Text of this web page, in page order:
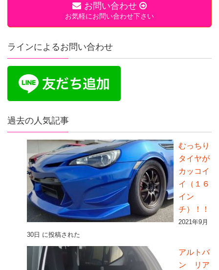
お問い合わせ
お気軽にお問い合わせ下さい
ラインによるお問い合わせ
過去の人気記事
むっちり
タイヤが
カッコイ
イ（１６
イン
チ）！！
2021年9月
30日 に投稿された
アルトバ
ン リア